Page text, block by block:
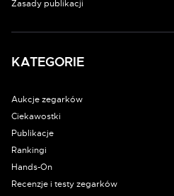
Zasady publikacji
KATEGORIE
Aukcje zegarków
Ciekawostki
Publikacje
Rankingi
Hands-On
Recenzje i testy zegarków